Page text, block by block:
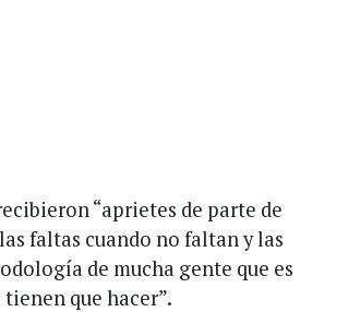
“aprietes de parte de
faltas cuando no faltan y las
de mucha gente que es
que hacer”.